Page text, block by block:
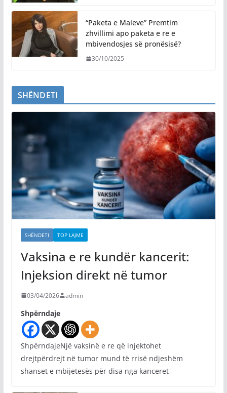
“Paketa e Maleve” Premtim
zhvillimi apo paketa e re e
mbivendosjes së pronësisë?
30/10/2025
SHËNDETI
SHËNDETI TOP LAJME
Vaksina e re kundër kancerit:
Injeksion direkt në tumor
03/04/2026 admin
Shpërndaje
ShpërndajeNjë vaksinë e re që injektohet
drejtpërdrejt në tumor mund të rrisë ndjeshëm
shanset e mbijetesës për disa nga kanceret